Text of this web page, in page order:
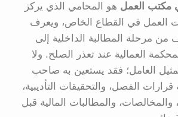
العمل هو المحامي الذي يركز
العمل في القطاع الخاص، ويعرف
من مرحلة المطالبة الداخلية إلى
العمالية عند تعذر الصلح. ولا
العامل؛ فقد يستعين به صاحب
الفصل، والتحقيقات التأديبية،
والمخالصات، والمطالبات المالية قبل